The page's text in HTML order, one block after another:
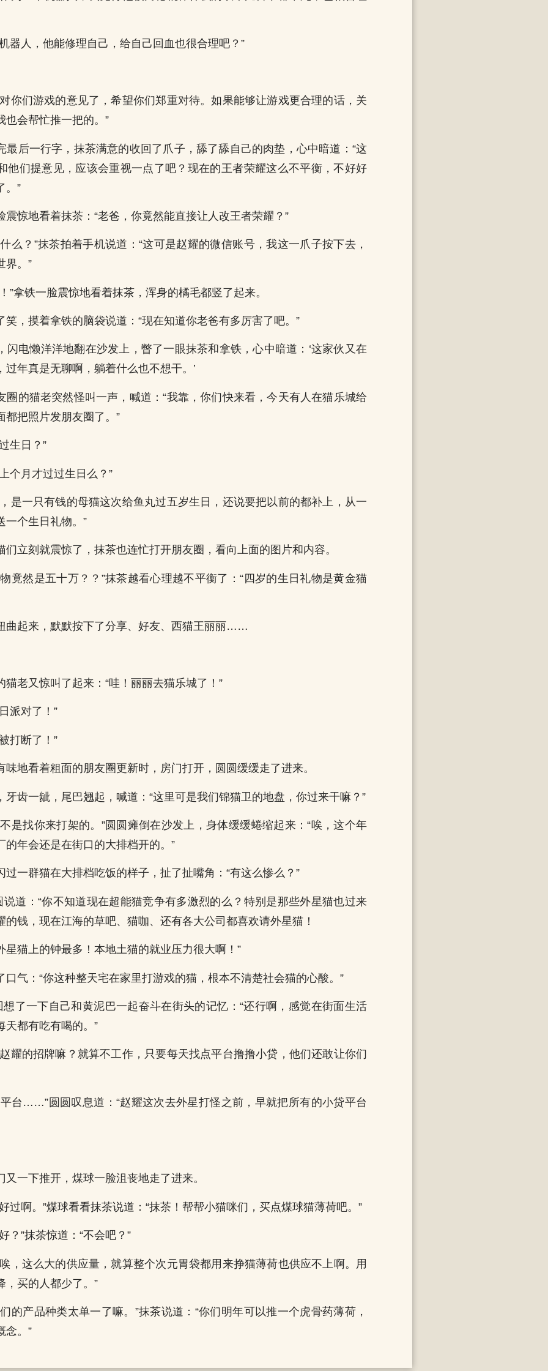
器人，他能修理自己，给自己回血也很合理吧？”
你们游戏的意见了，希望你们郑重对待。如果能够让游戏更合理的话，关
也会帮忙推一把的。”
最后一行字，抹茶满意的收回了爪子，舔了舔自己的肉垫，心中暗道：“这
他们提意见，应该会重视一点了吧？现在的王者荣耀这么不平衡，不好好
。”
震惊地看着抹茶：“老爸，你竟然能直接让人改王者荣耀？”
么？”抹茶拍着手机说道：“这可是赵耀的微信账号，我这一爪子按下去，
界。”
”拿铁一脸震惊地看着抹茶，浑身的橘毛都竖了起来。
笑，摸着拿铁的脑袋说道：“现在知道你老爸有多厉害了吧。”
闪电懒洋洋地翻在沙发上，瞥了一眼抹茶和拿铁，心中暗道：‘这家伙又在
过年真是无聊啊，躺着什么也不想干。’
圈的猫老突然怪叫一声，喊道：“我靠，你们快来看，今天有人在猫乐城给
都把照片发朋友圈了。”
生日？”
个月才过过生日么？”
是一只有钱的母猫这次给鱼丸过五岁生日，还说要把以前的都补上，从一
一个生日礼物。”
们立刻就震惊了，抹茶也连忙打开朋友圈，看向上面的图片和内容。
竟然是五十万？？”抹茶越看心理越不平衡了：“四岁的生日礼物是黄金猫
曲起来，默默按下了分享、好友、西猫王丽丽……
猫老又惊叫了起来：“哇！丽丽去猫乐城了！”
派对了！”
打断了！”
味地看着粗面的朋友圈更新时，房门打开，圆圆缓缓走了进来。
牙齿一龇，尾巴翘起，喊道：“这里可是我们锦猫卫的地盘，你过来干嘛？”
是找你来打架的。”圆圆瘫倒在沙发上，身体缓缓蜷缩起来：“唉，这个年
的年会还是在街口的大排档开的。”
过一群猫在大排档吃饭的样子，扯了扯嘴角：“有这么惨么？”
说道：“你不知道现在超能猫竞争有多激烈的么？特别是那些外星猫也过来
的钱，现在江海的草吧、猫咖、还有各大公司都喜欢请外星猫！
星猫上的钟最多！本地土猫的就业压力很大啊！”
口气：“你这种整天宅在家里打游戏的猫，根本不清楚社会猫的心酸。”
了一下自己和黄泥巴一起奋斗在街头的记忆：“还行啊，感觉在街面生活
天都有吃有喝的。”
耀的招牌嘛？就算不工作，只要每天找点平台撸撸小贷，他们还敢让你们
台……”圆圆叹息道：“赵耀这次去外星打怪之前，早就把所有的小贷平台
又一下推开，煤球一脸沮丧地走了进来。
过啊。”煤球看看抹茶说道：“抹茶！帮帮小猫咪们，买点煤球猫薄荷吧。”
？”抹茶惊道：“不会吧？”
，这么大的供应量，就算整个次元胃袋都用来挣猫薄荷也供应不上啊。用
，买的人都少了。”
的产品种类太单一了嘛。”抹茶说道：“你们明年可以推一个虎骨药薄荷，
念。”